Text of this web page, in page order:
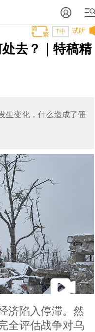
试听
T中
去？｜特稿精
生变化，什么造成了僵
济陷入停滞。然
全评估战争对乌